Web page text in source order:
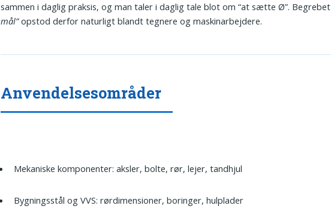
sammen i daglig praksis, og man taler i daglig tale blot om “at sætte Ø”. Begrebet
mål”opstod derfor naturligt blandt tegnere og maskinarbejdere.
Anvendelsesområder
Mekaniske komponenter: aksler, bolte, rør, lejer, tandhjul
Bygningsstål og VVS: rørdimensioner, boringer, hulplader